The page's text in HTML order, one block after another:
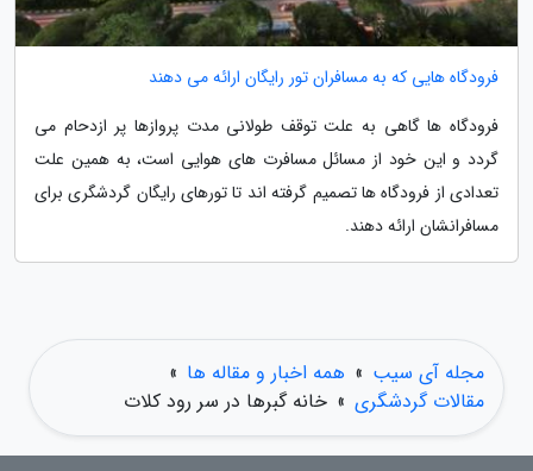
فرودگاه هایی که به مسافران تور رایگان ارائه می دهند
فرودگاه ها گاهی به علت توقف طولانی مدت پروازها پر ازدحام می
گردد و این خود از مسائل مسافرت های هوایی است، به همین علت
تعدادی از فرودگاه ها تصمیم گرفته اند تا تورهای رایگان گردشگری برای
مسافرانشان ارائه دهند.
مجله آی سیب » همه اخبار و مقاله ها »
مقالات گردشگری » خانه گبرها در سر رود کلات